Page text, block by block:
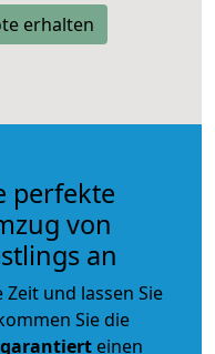
erhalten
perfekte
von
an
und lassen Sie
Sie die
garantiert einen